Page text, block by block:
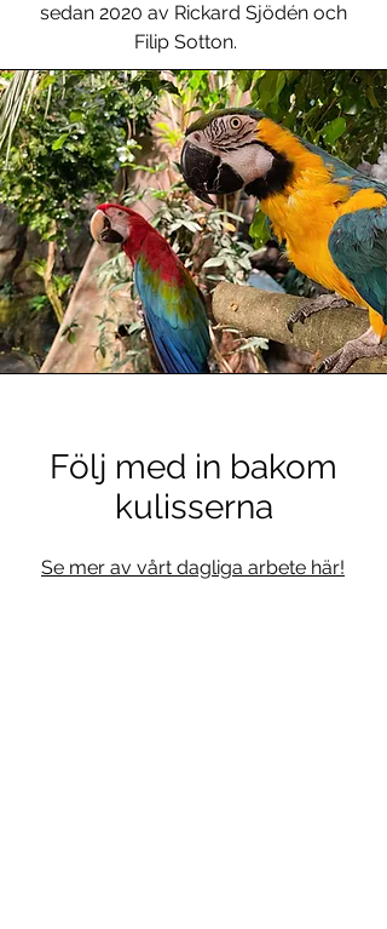
sedan 2020 av Rickard Sjödén och
Filip Sotton.
Följ med in bakom
kulisserna
Se mer av vårt dagliga arbete här!